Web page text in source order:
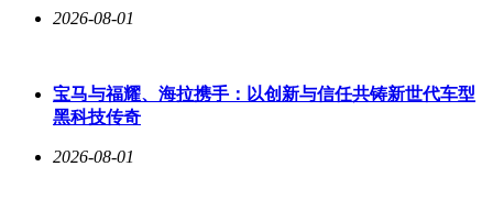
2026-08-01
宝马与福耀、海拉携手：以创新与信任共铸新世代车型
黑科技传奇
2026-08-01